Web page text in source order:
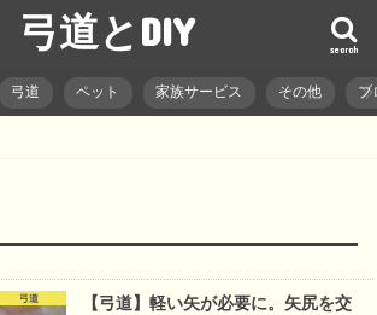
弓道とDIY search
弓道 ペット 家族サービス その他 ブ
弓道
【弓道】軽い矢が必要に。矢尻を交